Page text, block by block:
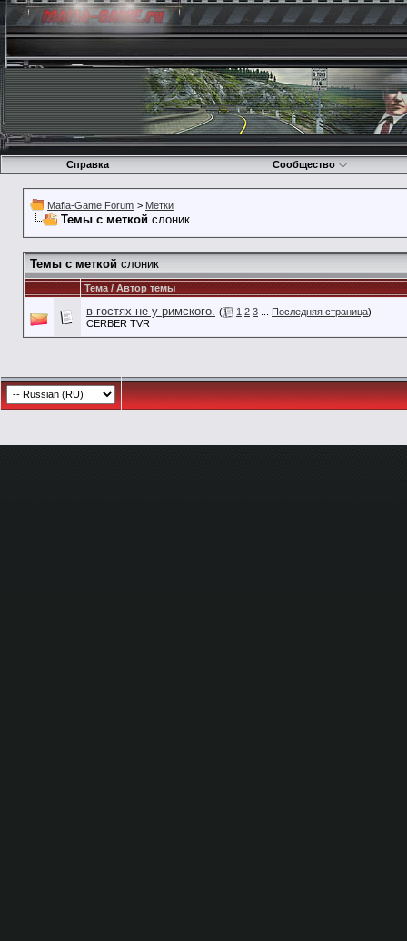
Справка Сообщество
Mafia-Game Forum > Метки
Темы с меткой слоник
Темы с меткой слоник
Тема / Автор темы
в гостях не у римского. ( 1 2 3 Последняя страница)
CERBER TVR